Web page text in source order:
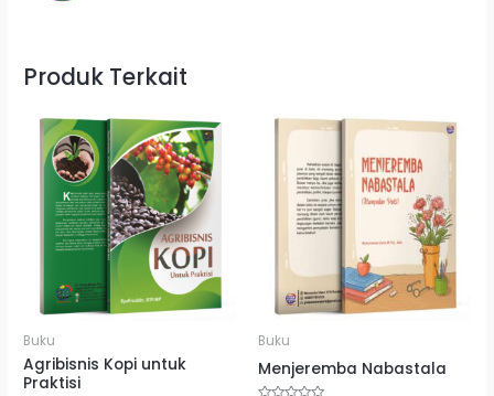
Produk Terkait
Buku
Agribisnis Kopi untuk
Praktisi
Buku
Menjeremba Nabastala